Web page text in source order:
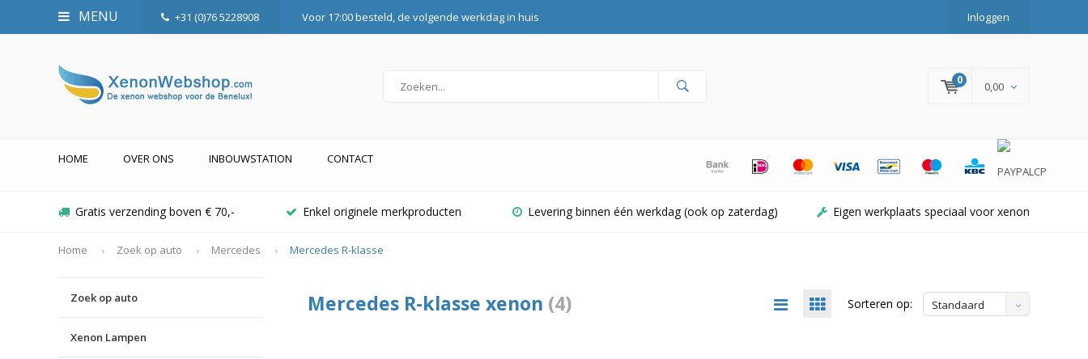
MENU +31 (0)76 5228908 Voor 17:00 besteld, de volgende werkdag in huis Inloggen
0 0,00
HOME OVER ONS INBOUWSTATION CONTACT
Gratis verzending boven € 70,- Enkel originele merkproducten Levering binnen één werkdag (ook op zaterdag) Eigen werkplaats speciaal voor xenon
Home Zoek op auto Mercedes Mercedes R-klasse
Zoek op auto
Xenon Lampen
Mercedes R-klasse xenon (4) Sorteren op: Standaard